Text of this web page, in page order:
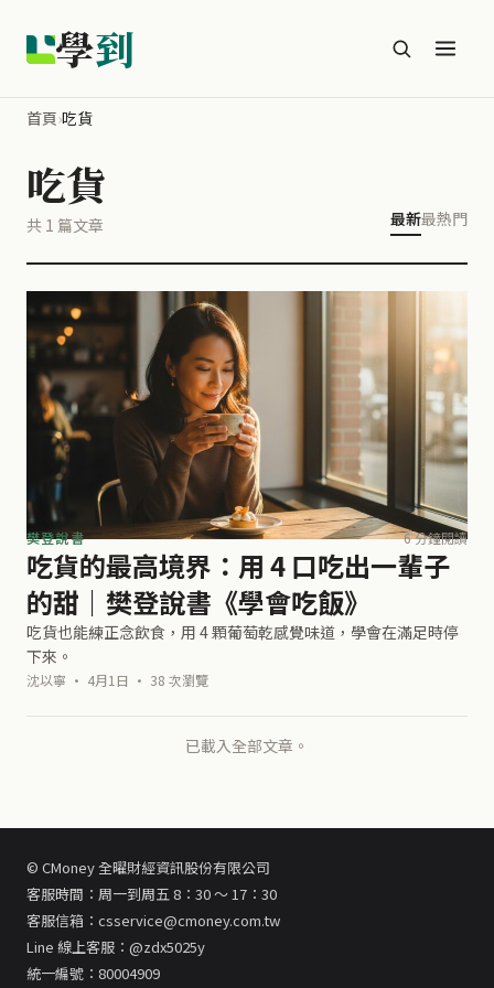
學到
首頁›吃貨
吃貨
共 1 篇文章 最新最熱門
樊登說書 6 分鐘閱讀
吃貨的最高境界：用 4 口吃出一輩子
的甜｜樊登說書《學會吃飯》
吃貨也能練正念飲食，用 4 顆葡萄乾感覺味道，學會在滿足時停
下來。
沈以寧 · 4月1日 · 38 次瀏覽
已載入全部文章。
© CMoney 全曜財經資訊股份有限公司
客服時間：周一到周五 8：30 ～ 17：30
客服信箱：csservice@cmoney.com.tw
Line 線上客服：@zdx5025y
統一編號：80004909